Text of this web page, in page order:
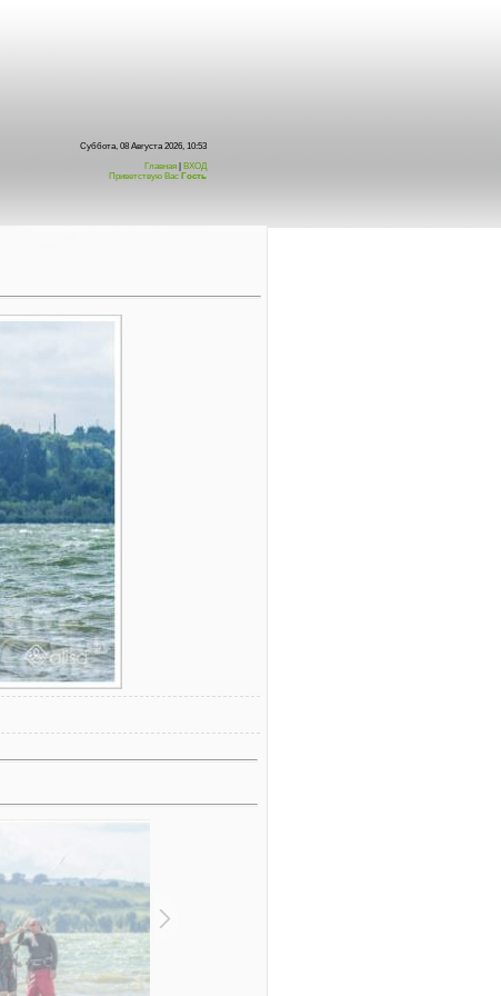
Суббота, 08 Августа 2026, 10:53
Главная
ВХОД
Приветствую Вас Гость